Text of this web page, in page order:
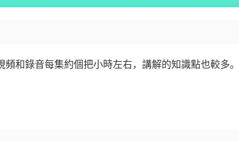
和錄音每集約個把小時左右，講解的知識點也較多。